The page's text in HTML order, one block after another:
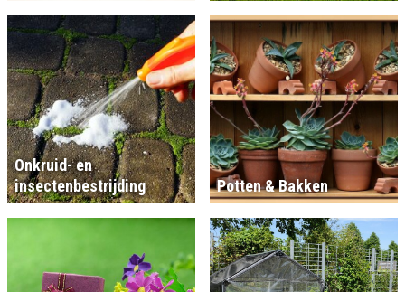
Onkruid- en
insectenbestrijding
Potten & Bakken